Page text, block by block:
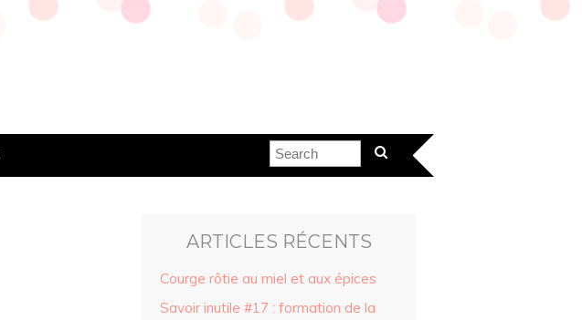
ARTICLES RÉCENTS
Courge rôtie au miel et aux épices
Savoir inutile #17 : formation de la